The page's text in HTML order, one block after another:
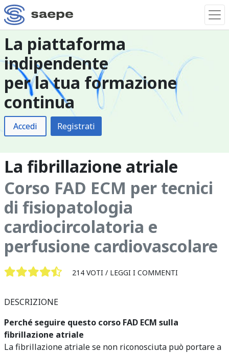
La piattaforma
indipendente
per la tua formazione
continua
Accedi Registrati
La fibrillazione atriale
Corso FAD ECM per tecnici
di fisiopatologia
cardiocircolatoria e
perfusione cardiovascolare
214 VOTI / LEGGI I COMMENTI
DESCRIZIONE
Perché seguire questo corso FAD ECM sulla
fibrillazione atriale
La fibrillazione atriale se non riconosciuta può portare a